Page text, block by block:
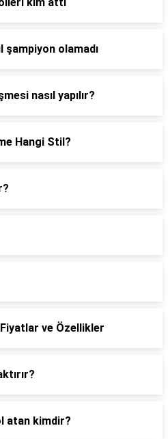
şampiyon olamadı
nasıl yapılır?
Hangi Stil?
ve Özellikler
atan kimdir?